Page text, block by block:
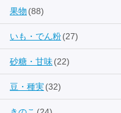
果物 (88)
いも・でん粉(27)
砂糖・甘味(22)
豆・種実(32)